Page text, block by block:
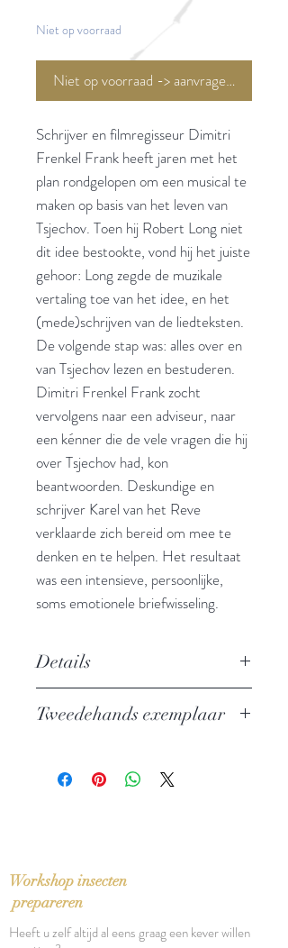
Niet op voorraad
Niet op voorraad -> aanvragen <-
Schrijver en filmregisseur Dimitri
Frenkel Frank heeft jaren met het
plan rondgelopen om een musical te
maken op basis van het leven van
Tsjechov. Toen hij Robert Long niet
dit idee bestookte, vond hij het juiste
gehoor: Long zegde de muzikale
vertaling toe van het idee, en het
(mede)schrijven van de liedteksten.
De volgende stap was: alles over en
van Tsjechov lezen en bestuderen.
Dimitri Frenkel Frank zocht
vervolgens naar een adviseur, naar
een kénner die de vele vragen die hij
over Tsjechov had, kon
beantwoorden. Deskundige en
schrijver Karel van het Reve
verklaarde zich bereid om mee te
denken en te helpen. Het resultaat
was een intensieve, persoonlijke,
soms emotionele briefwisseling.
Details
Auteur: Dimitri Frenkel Frank en
ISBN: 9789068015850
Aantal pagina's: 139
Tweedehands exemplaar
Workshop insecten
prepareren
Heeft u zelf altijd al eens graag een kever willen